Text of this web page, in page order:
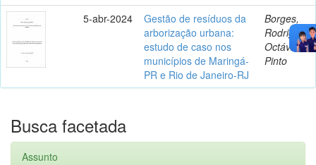
5-abr-2024
Gestão de resíduos da
arborização urbana:
estudo de caso nos
municípios de Maringá-
PR e Rio de Janeiro-RJ
Borges,
Rodrigo
Octávio
Pinto
Busca facetada
Assunto